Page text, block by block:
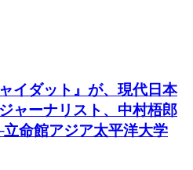
イダット』が、現代日本
ャーナリスト、中村梧郎
命館アジア太平洋大学